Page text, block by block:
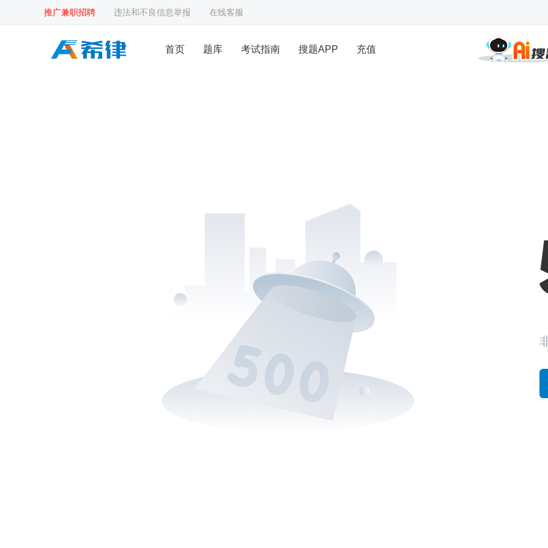
推广兼职招聘 违法和不良信息举报 在线客服
首页 题库 考试指南 搜题APP 充值